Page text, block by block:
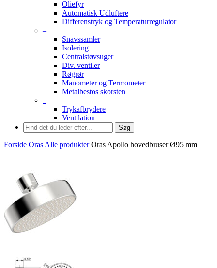
Oliefyr
Automatisk Udluftere
Differenstryk og Temperaturregulator
–
Snavssamler
Isolering
Centralstøvsuger
Div. ventiler
Røgrør
Manometer og Termometer
Metalbestos skorsten
–
Trykafbrydere
Ventilation
Søg
Forside Oras Alle produkter Oras Apollo hovedbruser Ø95 mm